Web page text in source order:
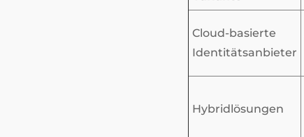
Cloud-basierte
Identitätsanbieter
Hybridlösungen